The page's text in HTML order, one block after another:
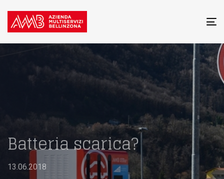
Batteria scarica?
13.06.2018